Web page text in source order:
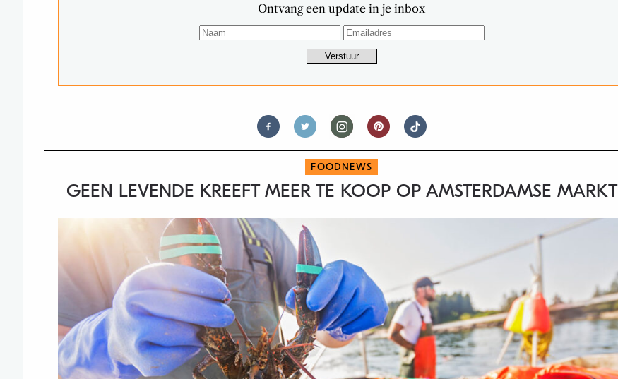
Ontvang een update in je inbox
FOODNEWS
GEEN LEVENDE KREEFT MEER TE KOOP OP AMSTERDAMSE MARKT